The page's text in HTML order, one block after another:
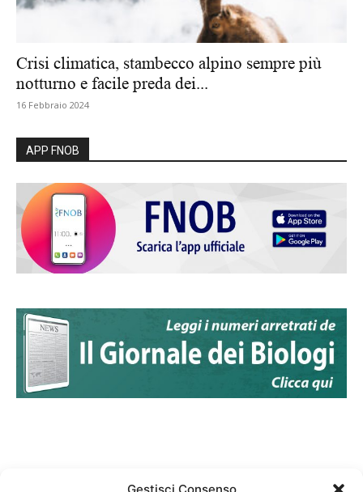
Crisi climatica, stambecco alpino sempre più
notturno e facile preda dei...
16 Febbraio 2024
APP FNOB